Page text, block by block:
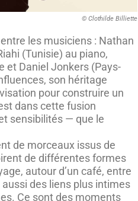
© Clothilde Billiette
les musiciens : Nathan
(Tunisie) au piano,
et Daniel Jonkers (Pays-
son héritage
pour construire un
dans cette fusion
sensibilités — que le
de morceaux issus de
de différentes formes
autour d’un café, entre
des liens plus intimes
Ce sont des moments